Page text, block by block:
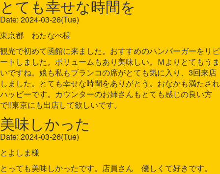
とても幸せな時間を
Date: 2024-03-26(Tue)
東京都 わたなべ様
観光で初めて函館に来ました。おすすめのハンバーガーをリピ
ートしました。ボリュームもあり美味しい。Ｍよりとてもうま
いですね。娘も私もブランコの席がとても気に入り、3回来店
しました。とても幸せな時間をありがとう。おなかも満たされ
ハッピーです。カウンターのお姉さんもとても感じの良い方
で!!東京にも出店して欲しいです。
美味しかった
Date: 2024-03-26(Tue)
とよしま様
とっても美味しかったです。店員さん 優しくて好きです。